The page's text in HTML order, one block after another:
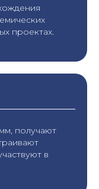
проектах.
получают
в